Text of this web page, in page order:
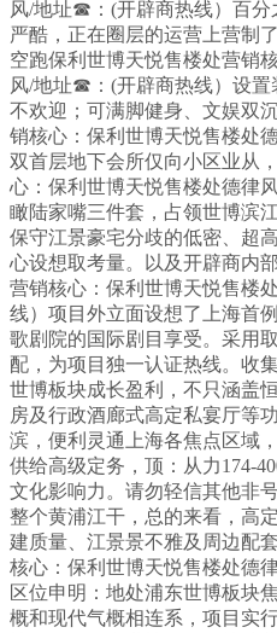
风/地址☎：(开辟商热线）百分
严酷，正在圈层的运营上营制
空跑保利世博天悦售楼处营销
风/地址☎：(开辟商热线）设
不欢迎；可满脚健身、文娱双
销核心：保利世博天悦售楼处
双首层地下会所仅向小区业从
心：保利世博天悦售楼处德律
瞰陆家嘴三件套，占领世博滨
保守江景豪宅分歧的低密、超
心设想取考量。以及开辟商内
营销核心：保利世博天悦售楼
线）项目外立面设想了上海首
歌剧院的国际剧目享受。采用
配，为项目独一认证热线。收
世博板块成长盈利，不只涵盖
房及行政酒廊式高定私宴厅等
滨，便利灵通上海各焦点区域
供给高级定务，顶：从力174-
文化影响力。请勿轻信其他非
整个黄浦江干，总的来看，高
建质量、江景景不雅及周边配
核心：保利世博天悦售楼处德
区位申明：地处浦东世博板块
概和现代气概相连系，项目实